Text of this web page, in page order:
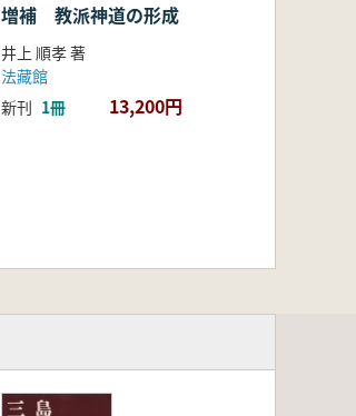
増補 教派神道の形成
井上 順孝 著
法藏館
新刊 1冊 13,200円